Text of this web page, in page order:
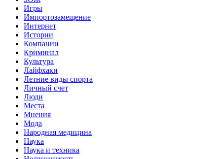
Игры
Импортозамещение
Интернет
Истории
Компании
Криминал
Культура
Лайфхаки
Летние виды спорта
Личный счет
Люди
Места
Мнения
Мода
Народная медицина
Наука
Наука и техника